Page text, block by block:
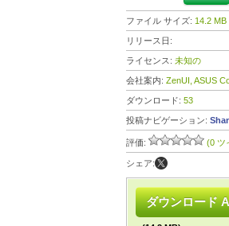
ファイル サイズ: 14.2 MB
リリース日:
ライセンス: 未知の
会社案内: ZenUI, ASUS
ダウンロード: 53
投稿ナビゲーション:
評価: (0 ツ
シェア:
ダウンロード